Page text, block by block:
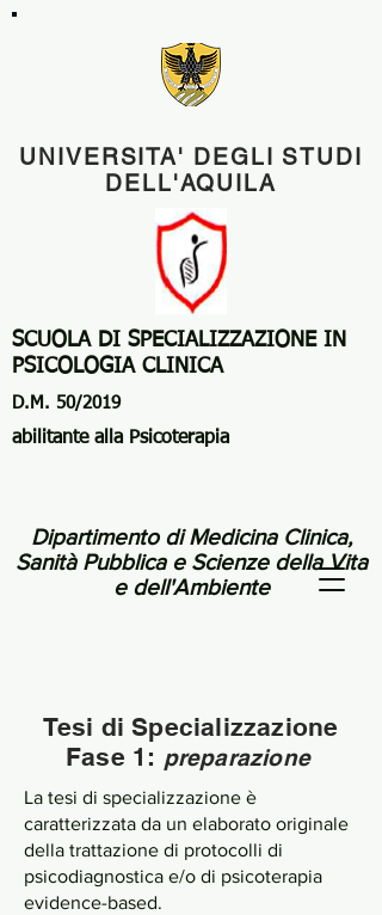
UNIVERSITA' DEGLI STUDI
DELL'AQUILA
Dipartimento di Medicina Clinica,
Sanità Pubblica e Scienze della Vita
e dell'Ambiente
SCUOLA DI SPECIALIZZAZIONE IN
PSICOLOGIA CLINICA
D.M. 50/2019
abilitante alla Psicoterapia
Tesi di Specializzazione
Fase 1: preparazione
La tesi di specializzazione è
caratterizzata da un elaborato originale
della trattazione di protocolli di
psicodiagnostica e/o di psicoterapia
evidence-based.